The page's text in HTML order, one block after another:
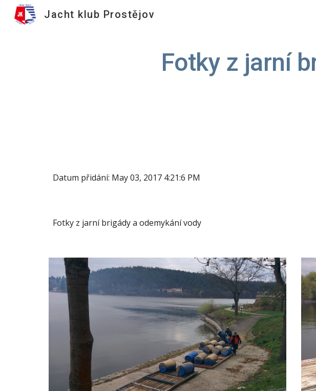
Jacht klub Prostějov
Fotky z jarní
Datum přidání: May 03, 2017 4:21:6 PM
Fotky z jarní brigády a odemykání vody